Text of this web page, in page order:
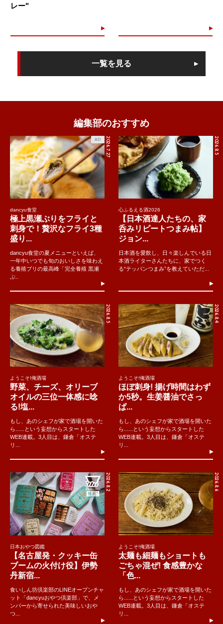
レー"
一覧を見る
編集部のおすすめ
2026.7.27
AD
dancyu食堂
極上黒瀬ぶりをフライと
刺身で！贅沢なフライ3種
盛り...
dancyu食堂の夏メニューといえば、
一年中いつでも旬のおいしさを味わえ
る養殖ブリの最高峰「完全養殖 黒瀬
ぶ..
2026.8.5
心ふるえる酒2026
【日本酒達人たちの、家
呑みリピートつまみ帖】
ジョン...
日本酒を愛飲し、日々楽しんでいる日
本酒ライターさんたちに、家でつく
る“テッパンつまみ”を教えていただ...
2026.8.5
ようこそ!俺酒場
野菜、チーズ、オリーブ
オイルの三位一体感に唸
る!塩...
もし、あのシェフが家で酒場を開いた
ら......という妄想からスタートした
WEB連載。3人目は、鎌倉「オステ
リ...
2026.8.4
ようこそ!俺酒場
ほぼ刺身! 揚げ時間はわず
か5秒。生姜醤油でさっ
ぱ...
もし、あのシェフが家で酒場を開いた
ら......という妄想からスタートした
WEB連載。3人目は、鎌倉「オステ
リ...
2026.8.2
日本おやつ図鑑
【名古屋発・クッキー缶
ブームの火付け役】伊勢
丹新宿...
食いしん坊倶楽部のLINEオープンチャ
ット「dancyuおやつ倶楽部」で、メ
ンバーから寄せられた美味しいおや
つ...
2026.8.6
ようこそ!俺酒場
太麺も細麺もショートも
ごちゃ混ぜ! 食感豊かな
「色...
もし、あのシェフが家で酒場を開いた
ら......という妄想からスタートした
WEB連載。3人目は、鎌倉「オステ
リ...